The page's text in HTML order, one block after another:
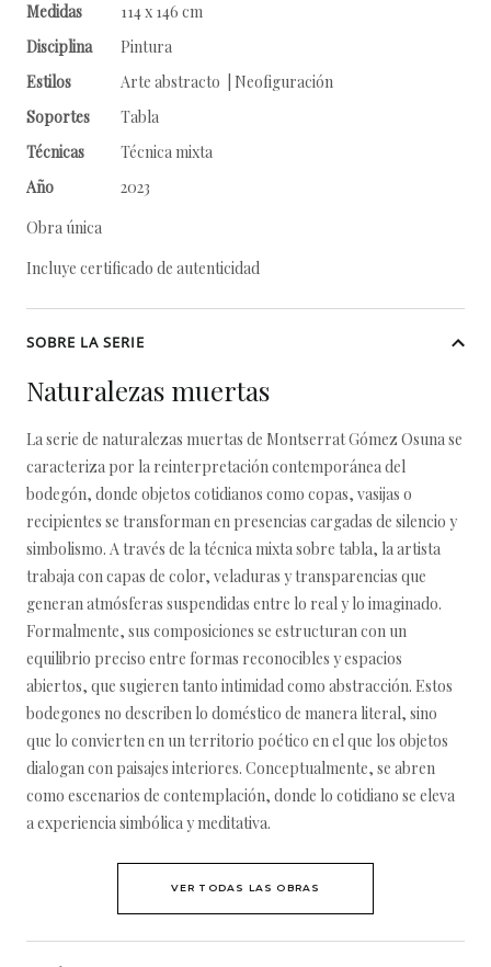
Medidas
114 x 146 cm
Disciplina
Pintura
Estilos
Arte abstracto | Neofiguración
Soportes
Tabla
Técnicas
Técnica mixta
Año
2023
Obra única
Incluye certificado de autenticidad
SOBRE LA SERIE
Naturalezas muertas
La serie de naturalezas muertas de Montserrat Gómez Osuna se
caracteriza por la reinterpretación contemporánea del
bodegón, donde objetos cotidianos como copas, vasijas o
recipientes se transforman en presencias cargadas de silencio y
simbolismo. A través de la técnica mixta sobre tabla, la artista
trabaja con capas de color, veladuras y transparencias que
generan atmósferas suspendidas entre lo real y lo imaginado.
Formalmente, sus composiciones se estructuran con un
equilibrio preciso entre formas reconocibles y espacios
abiertos, que sugieren tanto intimidad como abstracción. Estos
bodegones no describen lo doméstico de manera literal, sino
que lo convierten en un territorio poético en el que los objetos
dialogan con paisajes interiores. Conceptualmente, se abren
como escenarios de contemplación, donde lo cotidiano se eleva
a experiencia simbólica y meditativa.
VER TODAS LAS OBRAS